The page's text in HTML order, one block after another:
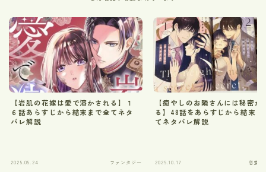
【岩肌の花嫁は愛で溶かされる】１
６話あらすじから結末まで全てネタ
バレ解説
2025.05.24 ファンタジー
【癒やしのお隣さんには秘密が
る】48話をあらすじから結末ま
てネタバレ解説
2025.10.17 恋愛・